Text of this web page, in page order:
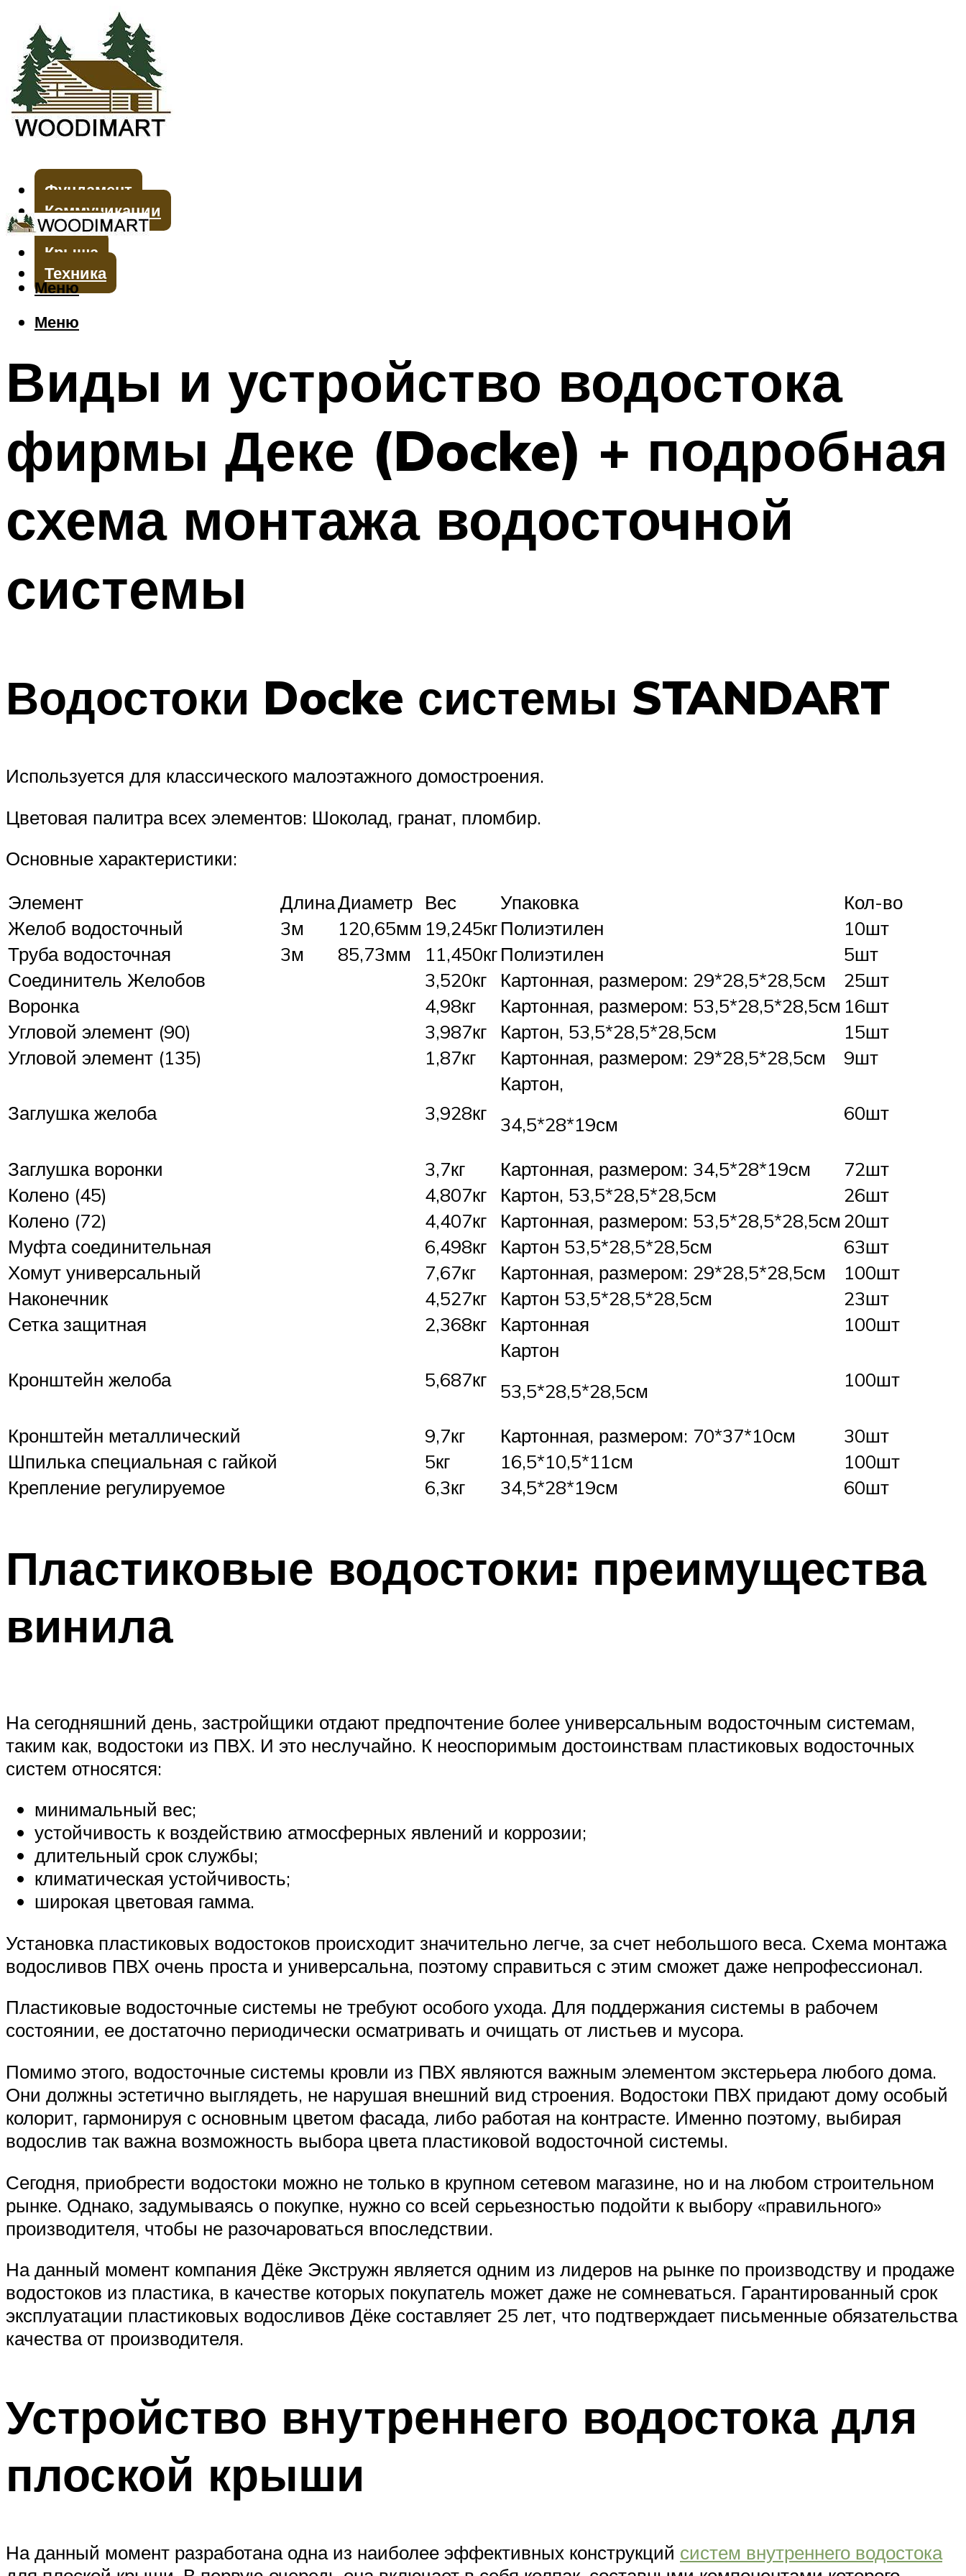
Фундамент
Коммуникации
Стены
Крыша
Техника
Меню
Меню
Виды и устройство водостока
фирмы Деке (Docke) + подробная
схема монтажа водосточной
системы
Водостоки Docke системы STANDART
Используется для классического малоэтажного домостроения.
Цветовая палитра всех элементов: Шоколад, гранат, пломбир.
Основные характеристики:
Элемент
ДлинаДиаметр Вес Упаковка
Кол-во
Желоб водосточный
3м 120,65мм 19,245кгПолиэтилен
10шт
Труба водосточная
3м 85,73мм 11,450кгПолиэтилен
5шт
Соединитель Желобов
3,520кг Картонная, размером: 29*28,5*28,5см
25шт
Воронка
4,98кг Картонная, размером: 53,5*28,5*28,5см 16шт
Угловой элемент (90)
3,987кг Картон, 53,5*28,5*28,5см
15шт
Угловой элемент (135)
1,87кг Картонная, размером: 29*28,5*28,5см 9шт
Заглушка желоба 3,928кг
Картон,
34,5*28*19см
60шт
Заглушка воронки 3,7кг Картонная, размером: 34,5*28*19см
72шт
Колено (45)
4,807кг Картон, 53,5*28,5*28,5см
26шт
Колено (72)
4,407кг Картонная, размером: 53,5*28,5*28,5см 20шт
Муфта соединительная
6,498кг Картон 53,5*28,5*28,5см
63шт
Хомут универсальный
7,67кг Картонная, размером: 29*28,5*28,5см
100шт
Наконечник
4,527кг Картон 53,5*28,5*28,5см
23шт
Сетка защитная
2,368кг Картонная 100шт
Кронштейн желоба 5,687кг
Картон
53,5*28,5*28,5см
100шт
Кронштейн металлический 9,7кг Картонная, размером: 70*37*10см
30шт
Шпилька специальная с гайкой
5кг 16,5*10,5*11см
100шт
Крепление регулируемое
6,3кг 34,5*28*19см 60шт
Пластиковые водостоки: преимущества
винила
На сегодняшний день, застройщики отдают предпочтение более универсальным водосточным системам,
таким как, водостоки из ПВХ. И это неслучайно. К неоспоримым достоинствам пластиковых водосточных
систем относятся:
минимальный вес;
устойчивость к воздействию атмосферных явлений и коррозии;
длительный срок службы;
климатическая устойчивость;
широкая цветовая гамма.
Установка пластиковых водостоков происходит значительно легче, за счет небольшого веса. Схема монтажа
водосливов ПВХ очень проста и универсальна, поэтому справиться с этим сможет даже непрофессионал.
Пластиковые водосточные системы не требуют особого ухода. Для поддержания системы в рабочем
состоянии, ее достаточно периодически осматривать и очищать от листьев и мусора.
Помимо этого, водосточные системы кровли из ПВХ являются важным элементом экстерьера любого дома.
Они должны эстетично выглядеть, не нарушая внешний вид строения. Водостоки ПВХ придают дому особый
колорит, гармонируя с основным цветом фасада, либо работая на контрасте. Именно поэтому, выбирая
водослив так важна возможность выбора цвета пластиковой водосточной системы.
Сегодня, приобрести водостоки можно не только в крупном сетевом магазине, но и на любом строительном
рынке. Однако, задумываясь о покупке, нужно со всей серьезностью подойти к выбору «правильного»
производителя, чтобы не разочароваться впоследствии.
На данный момент компания Дёке Экстружн является одним из лидеров на рынке по производству и продаже
водостоков из пластика, в качестве которых покупатель может даже не сомневаться. Гарантированный срок
эксплуатации пластиковых водосливов Дёке составляет 25 лет, что подтверждает письменные обязательства
качества от производителя.
Устройство внутреннего водостока для
плоской крыши
На данный момент разработана одна из наиболее эффективных конструкций систем внутреннего водостока